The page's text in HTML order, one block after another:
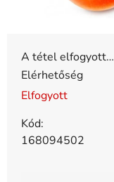
A tétel elfogyott…
Elérhetőség
Elfogyott
Kód:
168094502